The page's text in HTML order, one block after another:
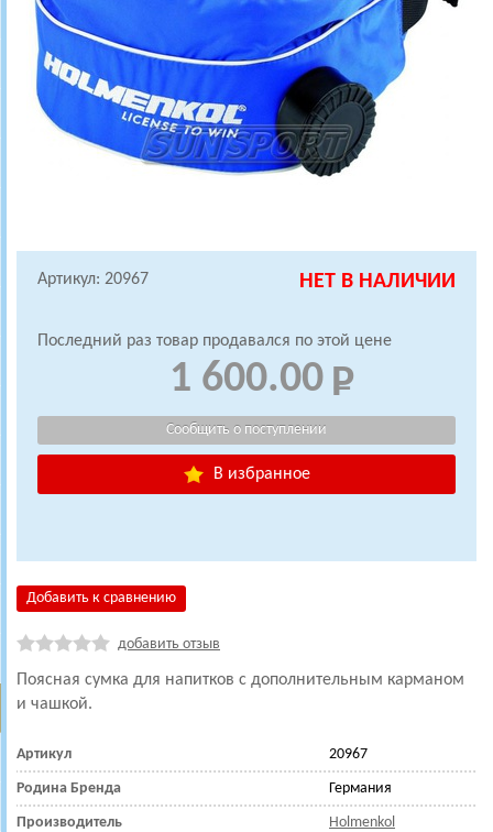
Артикул: 20967 НЕТ В НАЛИЧИИ
Последний раз товар продавался по этой цене
1 600.00
В избранное
Добавить к сравнению
добавить отзыв
Поясная сумка для напитков с дополнительным карманом
и чашкой.
Артикул 20967
Родина Бренда Германия
Производитель Holmenkol